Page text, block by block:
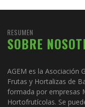
RESUMEN
SOBRE
AGEM es la Asociación
Frutas y Hortalizas de
formada por empresas
Hortofrutícolas. Se